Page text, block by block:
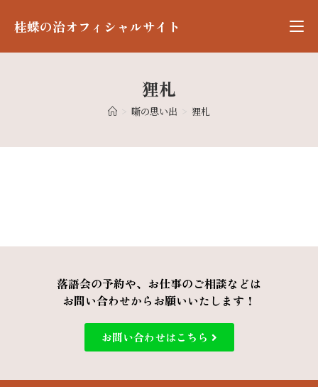
桂蝶の治オフィシャルサイト
狸札
> 噺の思い出 > 狸札
落語会の予約や、お仕事のご相談などは
お問い合わせからお願いいたします！
お問い合わせはこちら